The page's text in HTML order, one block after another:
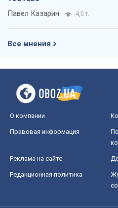
Павел Казарин 4,0 т.
Все мнения
О компании
Правовая информация
Реклама на сайте
Редакционная политика